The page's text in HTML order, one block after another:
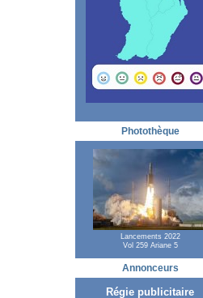
Photothèque
Lancements 2022
Vol 259 Ariane 5
Annonceurs
Régie publicitaire